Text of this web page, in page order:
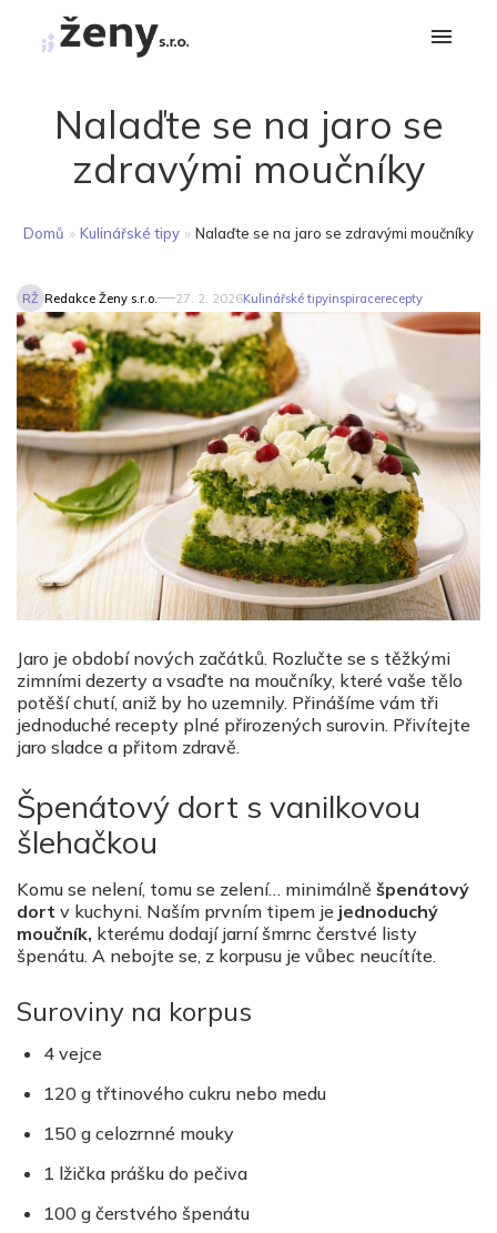
Nalaďte se na jaro se
zdravými moučníky
Domů » Kulinářské tipy » Nalaďte se na jaro se zdravými moučníky
RŽ Redakce Ženy s.r.o. 27. 2. 2026Kulinářské tipyinspiracerecepty
Jaro je období nových začátků. Rozlučte se s těžkými
zimními dezerty a vsaďte na moučníky, které vaše tělo
potěší chutí, aniž by ho uzemnily. Přinášíme vám tři
jednoduché recepty plné přirozených surovin. Přivítejte
jaro sladce a přitom zdravě.
Špenátový dort s vanilkovou
šlehačkou
Komu se nelení, tomu se zelení… minimálně špenátový
dort v kuchyni. Naším prvním tipem je jednoduchý
moučník, kterému dodají jarní šmrnc čerstvé listy
špenátu. A nebojte se, z korpusu je vůbec neucítíte.
Suroviny na korpus
4 vejce
120 g třtinového cukru nebo medu
150 g celozrnné mouky
1 lžička prášku do pečiva
100 g čerstvého špenátu